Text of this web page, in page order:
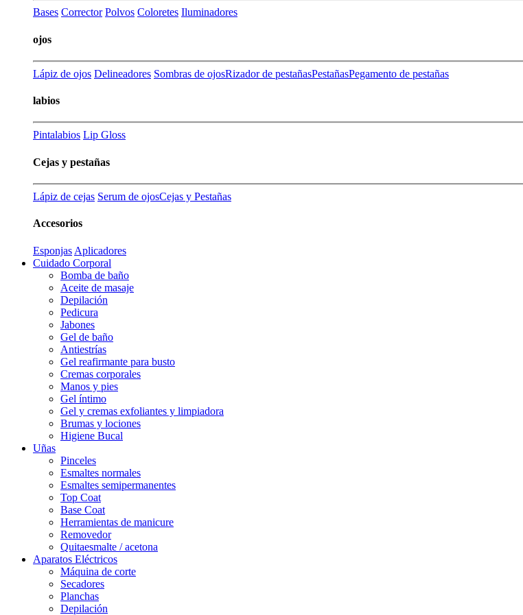
Bases Corrector Polvos Coloretes Iluminadores
ojos
Lápiz de ojos Delineadores Sombras de ojosRizador de pestañasPestañasPegamento de pestañas
labios
Pintalabios Lip Gloss
Cejas y pestañas
Lápiz de cejas Serum de ojosCejas y Pestañas
Accesorios
Esponjas Aplicadores
Cuidado Corporal
Bomba de baño
Aceite de masaje
Depilación
Pedicura
Jabones
Gel de baño
Antiestrías
Gel reafirmante para busto
Cremas corporales
Manos y pies
Gel íntimo
Gel y cremas exfoliantes y limpiadora
Brumas y lociones
Higiene Bucal
Uñas
Pinceles
Esmaltes normales
Esmaltes semipermanentes
Top Coat
Base Coat
Herramientas de manicure
Removedor
Quitaesmalte / acetona
Aparatos Eléctricos
Máquina de corte
Secadores
Planchas
Depilación